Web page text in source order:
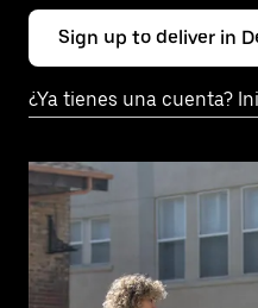
Sign up to deliver in
¿Ya tienes una cuenta?